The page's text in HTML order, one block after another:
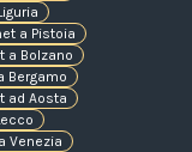
a Pistoia
a Bolzano
Bergamo
ad Aosta
Venezia